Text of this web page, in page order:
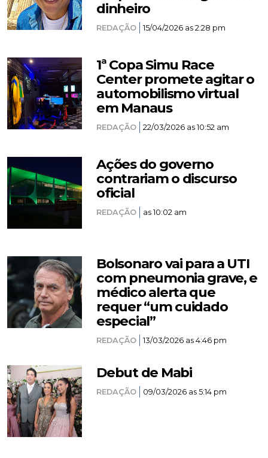
dinheiro
REDAÇÃO 15/04/2026 as 2:28 pm
1ª Copa Simu Race
Center promete agitar o
automobilismo virtual
em Manaus
REDAÇÃO 22/03/2026 as 10:52 am
Ações do governo
contrariam o discurso
oficial
REDAÇÃO as 10:02 am
Bolsonaro vai para a UTI
com pneumonia grave, e
médico alerta que
requer “um cuidado
especial”
REDAÇÃO 13/03/2026 as 4:46 pm
Debut de Mabi
REDAÇÃO 09/03/2026 as 5:14 pm